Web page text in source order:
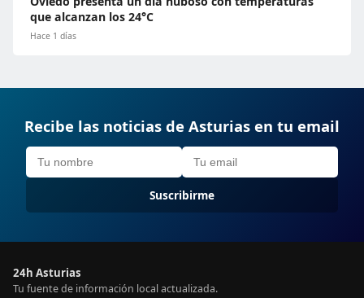
que alcanzan los 24°C
Hace 1 días
Recibe las noticias de Asturias en tu email
Suscribirme
24h Asturias
Tu fuente de información local actualizada.